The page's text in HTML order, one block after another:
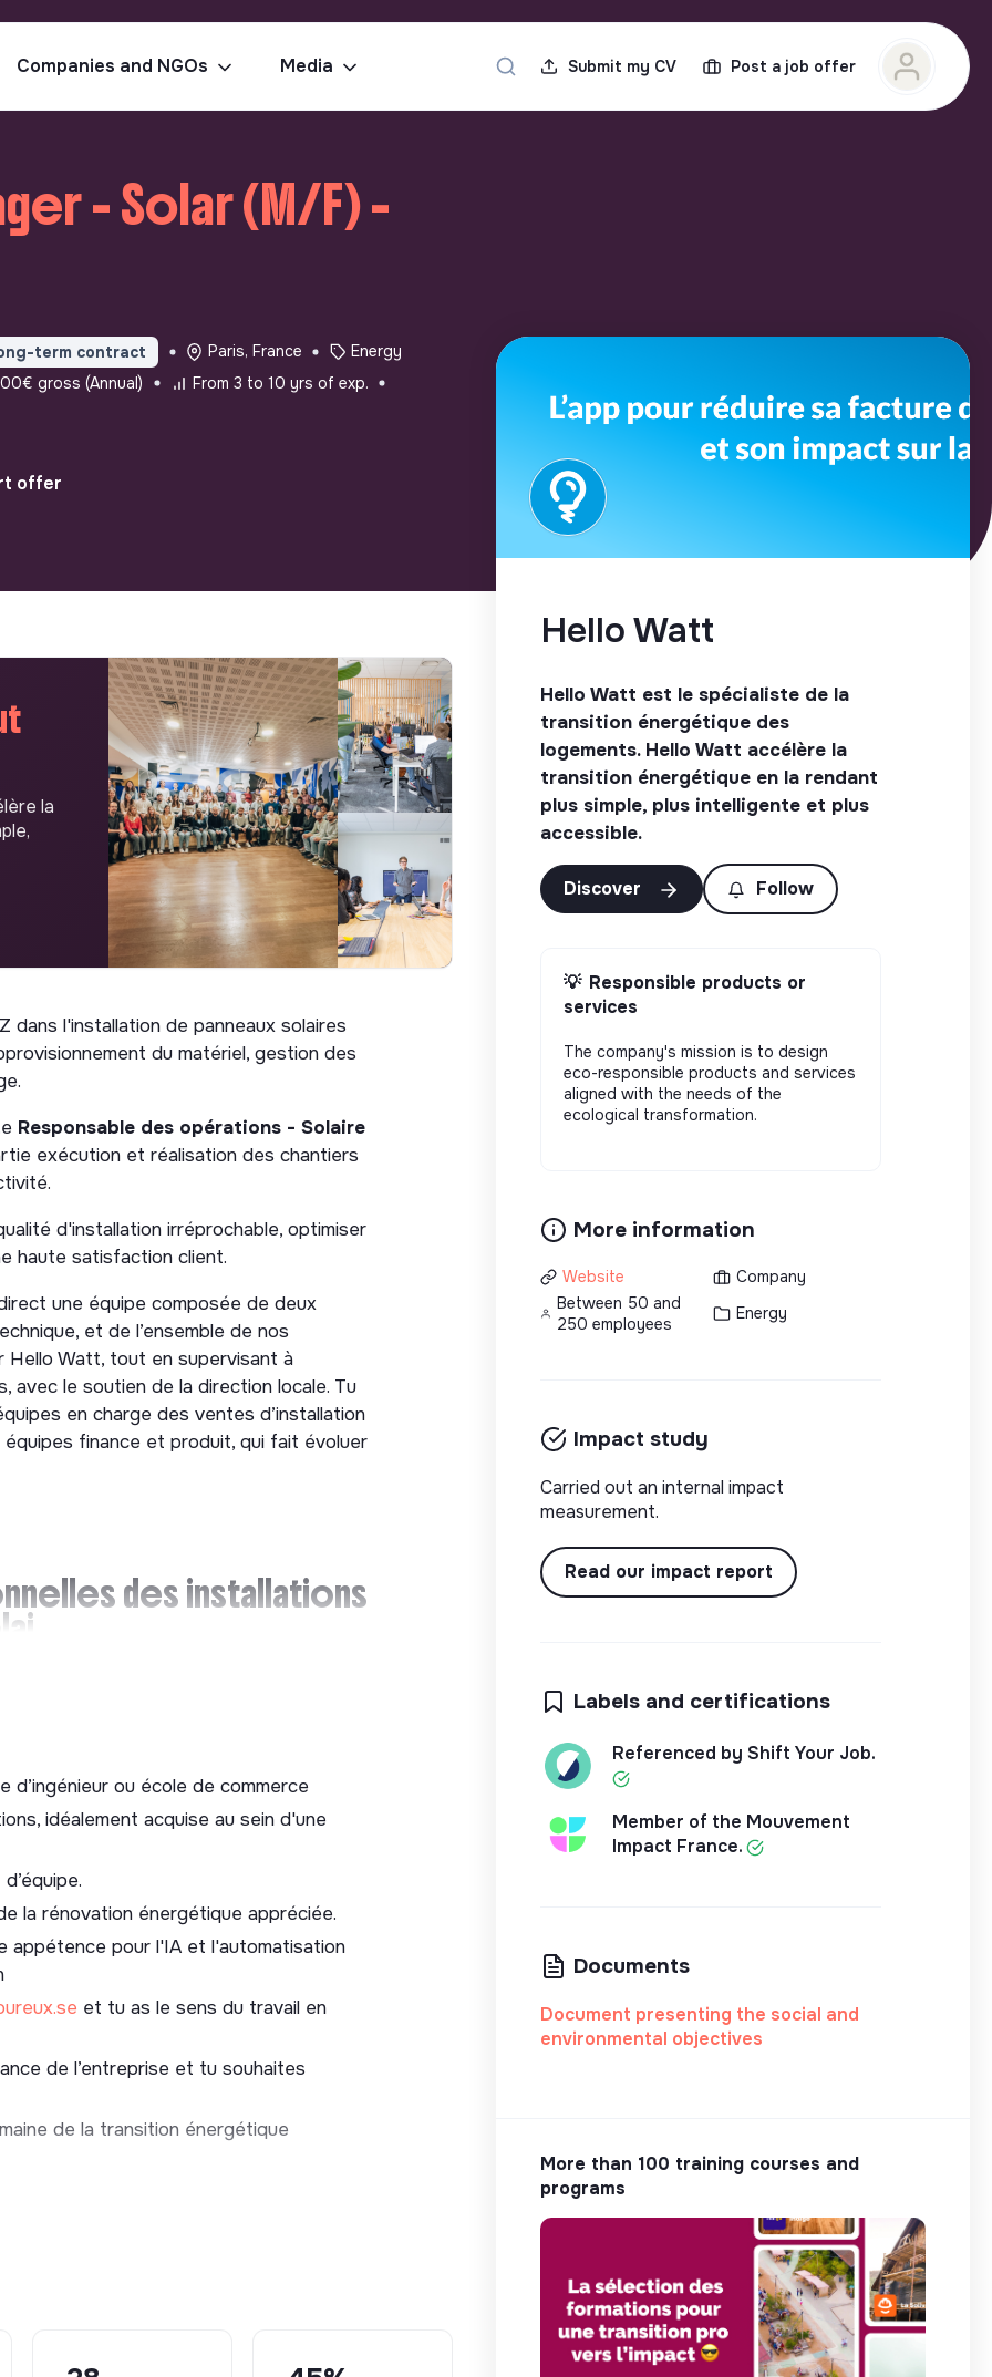
Companies and NGOs Media Submit my CV Post a job offer
- Solar (M/F) -
term contract Paris, France
Energy
gross (Annual)
From 3 to 10 yrs of exp.
offer
la
dans l'installation de panneaux solaires
du matériel, gestion des
Responsable des opérations - Solaire
exécution et réalisation des chantiers
d'installation irréprochable, optimiser
haute satisfaction client.
une équipe composée de deux
et de l’ensemble de nos
Hello Watt, tout en supervisant à
avec le soutien de la direction locale. Tu
en charge des ventes d’installation
finance et produit, qui fait évoluer
des installations
des chantiers et garantir le respect
traitance : Développer et piloter le
et déployer des processus
et opérationnel des
tarifaire au suivi hebdomadaire des
les processus de l'ensemble des
de l’offre solaire (nouveaux produits,
et de suivi à distance) afin de
long du processus afin d’optimiser les
les exigences de rigueur et de réactivité
régulière et de proximité avec les
d’ingénieur ou école de commerce
idéalement acquise au sein d'une
la rénovation énergétique appréciée.
appétence pour l'IA et l'automatisation
et tu as le sens du travail en
de l’entreprise et tu souhaites
de la transition énergétique
Hello Watt
Hello Watt est le spécialiste de la
transition énergétique des
logements. Hello Watt accélère la
transition énergétique en la rendant
plus simple, plus intelligente et plus
accessible.
Discover Follow
💡 Responsible products or
services
The company's mission is to design
eco-responsible products and services
aligned with the needs of the
ecological transformation.
More information
Website
Company
Between 50 and
250 employees
Energy
Impact study
Carried out an internal impact
measurement.
Read our impact report
Labels and certifications
Referenced by Shift Your Job.
Member of the Mouvement
Impact France.
Documents
Document presenting the social and
environmental objectives
More than 100 training courses and
programs